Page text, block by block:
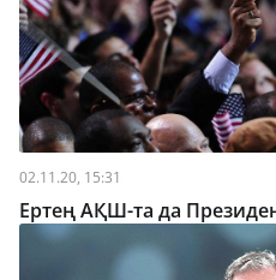
02.11.20, 15:31
Ертең АҚШ-та да